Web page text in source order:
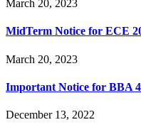
March 20, 2023
MidTerm Notice for ECE
March 20, 2023
Important Notice for BBA
December 13, 2022